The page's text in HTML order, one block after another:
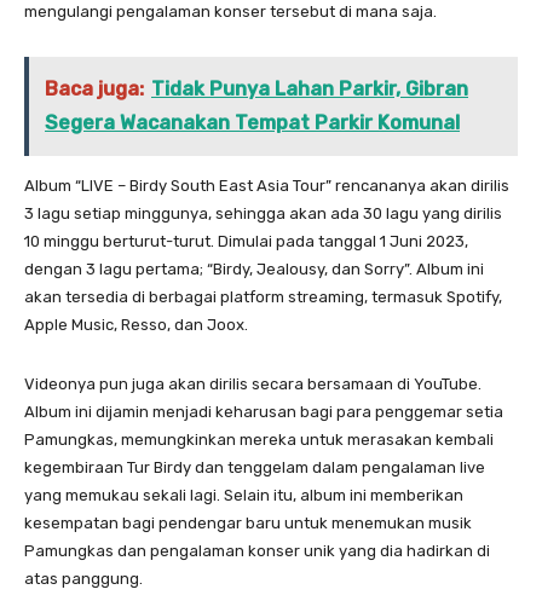
mengulangi pengalaman konser tersebut di mana saja.
Baca juga: Tidak Punya Lahan Parkir, Gibran
Segera Wacanakan Tempat Parkir Komunal
Album “LIVE – Birdy South East Asia Tour” rencananya akan dirilis
3 lagu setiap minggunya, sehingga akan ada 30 lagu yang dirilis
10 minggu berturut-turut. Dimulai pada tanggal 1 Juni 2023,
dengan 3 lagu pertama; “Birdy, Jealousy, dan Sorry”. Album ini
akan tersedia di berbagai platform streaming, termasuk Spotify,
Apple Music, Resso, dan Joox.
Videonya pun juga akan dirilis secara bersamaan di YouTube.
Album ini dijamin menjadi keharusan bagi para penggemar setia
Pamungkas, memungkinkan mereka untuk merasakan kembali
kegembiraan Tur Birdy dan tenggelam dalam pengalaman live
yang memukau sekali lagi. Selain itu, album ini memberikan
kesempatan bagi pendengar baru untuk menemukan musik
Pamungkas dan pengalaman konser unik yang dia hadirkan di
atas panggung.